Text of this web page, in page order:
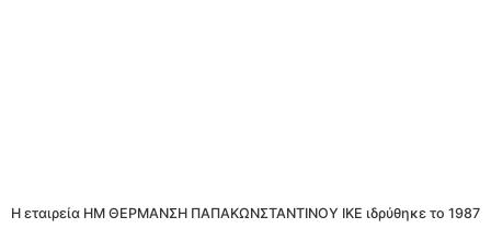
Η εταιρεία ΗΜ ΘΕΡΜΑΝΣΗ ΠΑΠΑΚΩΝΣΤΑΝΤΙΝΟΥ ΙΚΕ ιδρύθηκε το 1987